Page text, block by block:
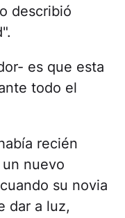
describió
es que esta
todo el
recién
nuevo
su novia
dar a luz,